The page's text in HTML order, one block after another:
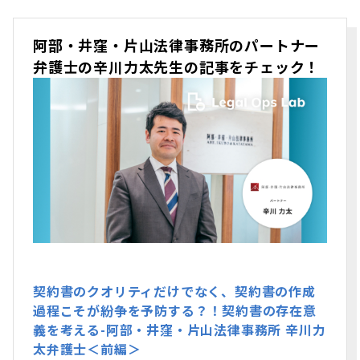
阿部・井窪・片山法律事務所のパートナー
弁護士の辛川力太先生の記事をチェック！
契約書のクオリティだけでなく、契約書の作成
過程こそが紛争を予防する？！契約書の存在意
義を考える-阿部・井窪・片山法律事務所 辛川力
太弁護士＜前編＞